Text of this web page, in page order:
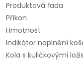
Produktová řada
Příkon
Hmotnost
Indikátor naplnění
Kola s kuličkovými